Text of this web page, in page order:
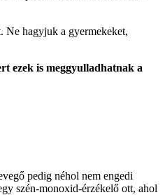
Ne hagyjuk a gyermekeket,
ezek is meggyulladhatnak a
pedig néhol nem engedi
szén-monoxid-érzékelő ott, ahol